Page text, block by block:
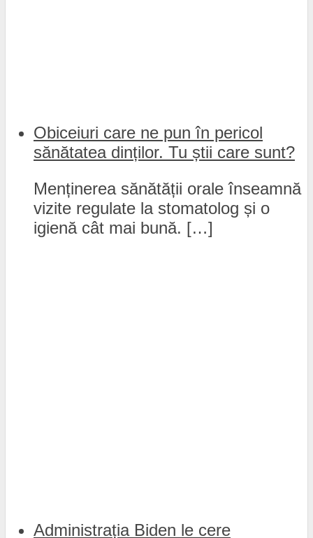
Obiceiuri care ne pun în pericol
sănătatea dinților. Tu știi care sunt?
Menținerea sănătății orale înseamnă
vizite regulate la stomatolog și o
igienă cât mai bună. […]
Administrația Biden le cere